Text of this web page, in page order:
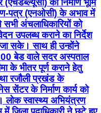
का निर्माण भूमि
पत्र (एनओसी) के अभाव में
अंचलाधिकारियों को
उपलब्ध कराने का निर्देश
जा सके। साथ ही उन्होंने
बेड वाले सदर अस्पताल
के भीतर पूर्ण कराने हेतु
रजौली प्रखंड के
सेंटर के निर्माण कार्य को
लोक स्वास्थ्य अभियंत्रण